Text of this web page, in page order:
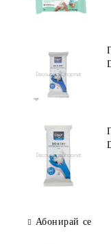
Абонирай се